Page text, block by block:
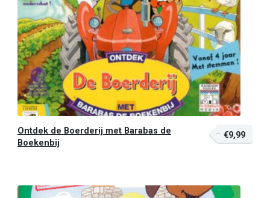
Ontdek de Boerderij met Barabas de
Boekenbij
€9,99